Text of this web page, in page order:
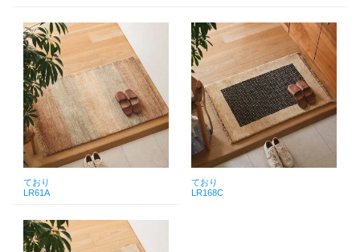
ており
LR61A
ており
LR168C